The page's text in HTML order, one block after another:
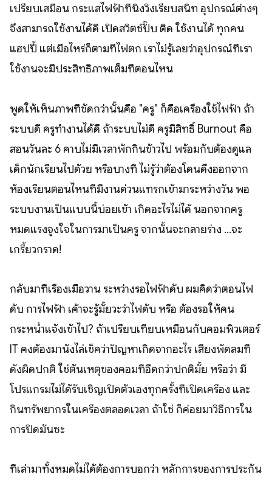
เปรียบเสมือน กระแสไฟฟ้าที่นิ่งวิ่งเรียบสนิท อุปกรณ์ต่างๆ
จึงสามารถใช้งานได้ดี เปิดสวิตช์ปั๊บ ติด ใช้งานได้ ทุกคน
แฮปปี้ แต่เมื่อไหร่ก็ตามที่ไฟตก เราไม่รู้เลยว่าอุปกรณ์ที่เรา
ใช้งานจะมีประสิทธิภาพเต็มที่ตอนไหน
พูดให้เห็นภาพที่ชัดกว่านั้นคือ "ครู" ก็คือเครื่องใช้ไฟฟ้า ถ้า
ระบบดี ครูทำงานได้ดี ถ้าระบบไม่ดี ครูมีสิทธิ์ Burnout คือ
สอนวันละ 6 คาบไม่มีเวลาพักกินข้าวไป พร้อมกับต้องดูแล
เด็กนักเรียนไปด้วย หรือบางที ไม่รู้ว่าต้องโดนดึงออกจาก
ห้องเรียนตอนไหนที่มีงานด่วนแทรกเข้ามาระหว่างวัน พอ
ระบบงานเป็นแบบนี้บ่อยเข้า เกิดอะไรไม่ได้ นอกจากครู
หมดแรงจูงใจในการมาเป็นครู จากนั้นจะกลายร่าง ...จะ
เกรี้ยวกราด!
กลับมาที่เรื่องเมื่อวาน ระหว่างรอไฟฟ้าดับ ผมคิดว่าตอนไฟ
ดับ การไฟฟ้า เค้าจะรู้มั้ยวะว่าไฟดับ หรือ ต้องรอให้คน
กระหน่ำแจ้งเข้าไป? ถ้าเปรียบเทียบเหมือนกับคอมพิวเตอร์
IT คงต้องมานั่งไล่เช็คว่าปัญหาเกิดจากอะไร เสียงพัดลมที่
ดังผิดปกติ ใช่ต้นเหตุของคอมที่อืดกว่าปกติมั้ย หรือว่า มี
โปรแกรมไม่ได้รับเชิญเปิดตัวเองทุกครั้งที่เปิดเครื่อง และ
กินทรัพยากรในเครื่องตลอดเวลา ถ้าใช่ ก็ค่อยมาวิธีการใน
การปิดมันซะ
ที่เล่ามาทั้งหมดไม่ได้ต้องการบอกว่า หลักการของการประกัน